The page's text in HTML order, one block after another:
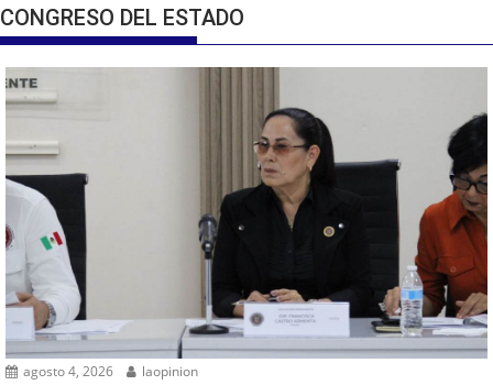
CONGRESO DEL ESTADO
agosto 4, 2026 laopinion